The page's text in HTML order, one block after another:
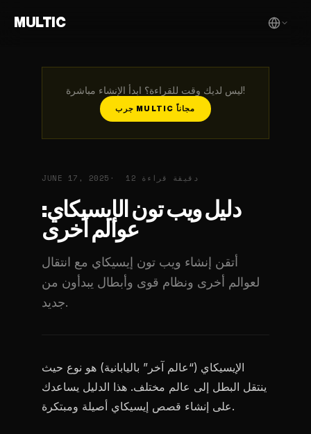
MULTIC
ليس لديك وقت للقراءة؟ ابدأ الإنشاء مباشرة!
جرب MULTIC مجاناً
JUNE 17, 2025 12 دقيقة قراءة
دليل ويب تون الإيسيكاي:
عوالم أخرى
أتقن إنشاء ويب تون إيسيكاي مع انتقال
لعوالم أخرى ونظام قوى وأبطال يبدأون من
جديد.
الإيسيكاي (“عالم آخر” باليابانية) هو نوع حيث
ينتقل البطل إلى عالم مختلف. هذا الدليل يساعدك
على إنشاء قصص إيسيكاي أصيلة ومبتكرة.